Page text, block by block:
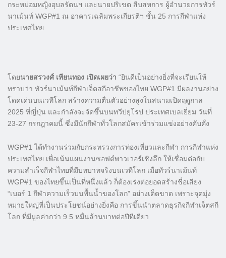
กระหม่อมหญิงอุบลรัตนฯ และนายปริเขต สืบสหการ ผู้อำนวยการทัวร์
นาเม้นท์ WGP#1 ณ อาคารเฉลิมพระเกียรติฯ ชั้น 25 การกีฬาแห่ง
ประเทศไทย
โดยนายสรวงศ์ เทียนทอง เปิดเผยว่า “ยินดีเป็นอย่างยิ่งที่จะเรียนให้
ทราบว่า ทัวร์นาเม้นท์กีฬาเจ็ตสกีอาชีพของไทย WGP#1 มีผลงานอย่าง
โดดเด่นบนเวทีโลก สร้างความตื่นตัวอย่างสูงในสนามเปิดฤดูกาล
2025 ที่ญี่ปุ่น และกำลังจะจัดขึ้นบนทวีปยุโรป ประเทศเบลเยี่ยม วันที่
23-27 กรกฎาคมนี้ ซึ่งมีนักกีฬาทั่วโลกสมัครเข้าร่วมแข่งอย่างคับคั่ง
WGP#1 ได้ทำงานร่วมกับกระทรวงการท่องเที่ยวและกีฬา การกีฬาแห่ง
ประเทศไทย เพื่อเน้นแผนงานซอฟต์พาวเวอร์เชิงลึก ให้เชื่อมต่อกับ
ความสำเร็จกีฬาไทยที่มีบทบาทจริงบนเวทีโลก เมื่อทัวร์นาเม้นท์
WGP#1 ของไทยขึ้นเป็นที่หนึ่งแล้ว ก็ต้องเร่งต่อยอดสร้างชื่อเสียง
“เบอร์ 1 กีฬาความเร็วบนพื้นน้ำของโลก” อย่างเด็ดขาด เพราะจุดมุ่ง
หมายใหญ่ที่เป็นประโยชน์อย่างยิ่งคือ การขึ้นนำตลาดธุรกิจกีฬาเจ็ตสกี
โลก ที่มีมูลค่ากว่า 9.5 หมื่นล้านบาทต่อปีทีเดียว